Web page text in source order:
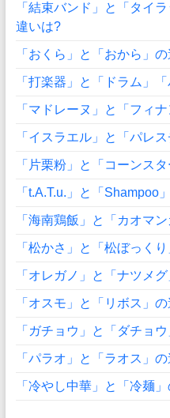
「結束バンド」と「タイ
違いは?
「おくら」と「おから」
「打楽器」と「ドラム」
「マドレーヌ」と「フィ
「イスラエル」と「パレ
「片栗粉」と「コーンス
「t.A.T.u.」と「Shampoo
「海南鶏飯」と「カオマ
「松かさ」と「松ぼっく
「オレガノ」と「ナツメ
「オスモ」と「リボス」
「ガチョウ」と「ダチョ
「パラオ」と「ラオス」
「冷やし中華」と「冷麺